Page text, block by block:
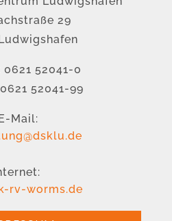
29
0621 52041-0
52041-99
E-Mail:
rv-worms.de